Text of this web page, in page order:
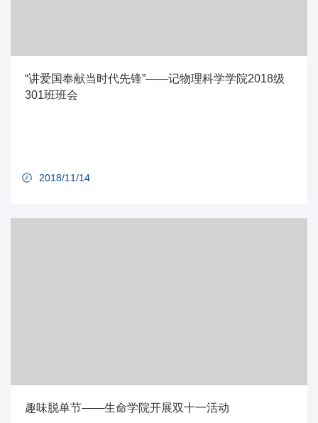
“讲爱国奉献当时代先锋”——记物理科学学院2018级
301班班会
2018/11/14
趣味脱单节——生命学院开展双十一活动